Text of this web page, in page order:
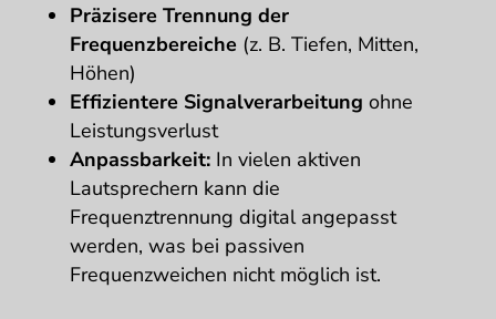
Präzisere Trennung der
Frequenzbereiche(z. B. Tiefen, Mitten,
Höhen)
Effizientere Signalverarbeitung ohne
Leistungsverlust
Anpassbarkeit:In vielen aktiven
Lautsprechern kann die
Frequenztrennung digital angepasst
werden, was bei passiven
Frequenzweichen nicht möglich ist.